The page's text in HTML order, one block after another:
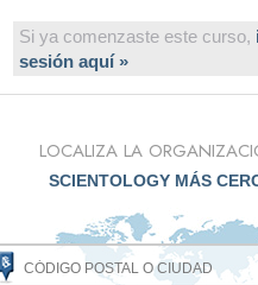
Si ya comenzaste este curso,
sesión aquí »
LOCALIZA LA
SCIENTOLOGY MÁS